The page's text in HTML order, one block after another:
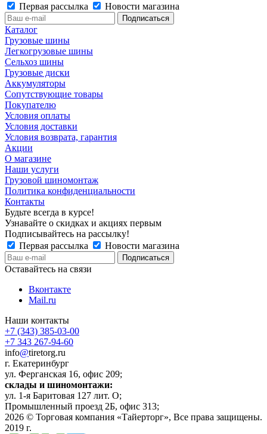
Первая рассылка
Новости магазина
Каталог
Грузовые шины
Легкогрузовые шины
Сельхоз шины
Грузовые диски
Аккумуляторы
Сопутствующие товары
Покупателю
Условия оплаты
Условия доставки
Условия возврата, гарантия
Акции
О магазине
Наши услуги
Грузовой шиномонтаж
Политика конфиденциальности
Контакты
Будьте всегда в курсе!
Узнавайте о скидках и акциях первым
Подписывайтесь на рассылку!
Первая рассылка
Новости магазина
Оставайтесь на связи
Вконтакте
Mail.ru
Наши контакты
+7 (343) 385-03-00
+7 343 267-94-60
info@tiretorg.ru
г. Екатеринбург
ул. Ферганская 16, офис 209;
склады и шиномонтажи:
ул. 1-я Баритовая 127 лит. О;
Промышленный проезд 2Б, офис 313;
2026 © Торговая компания «Тайерторг», Все права защищены.
2019 г.